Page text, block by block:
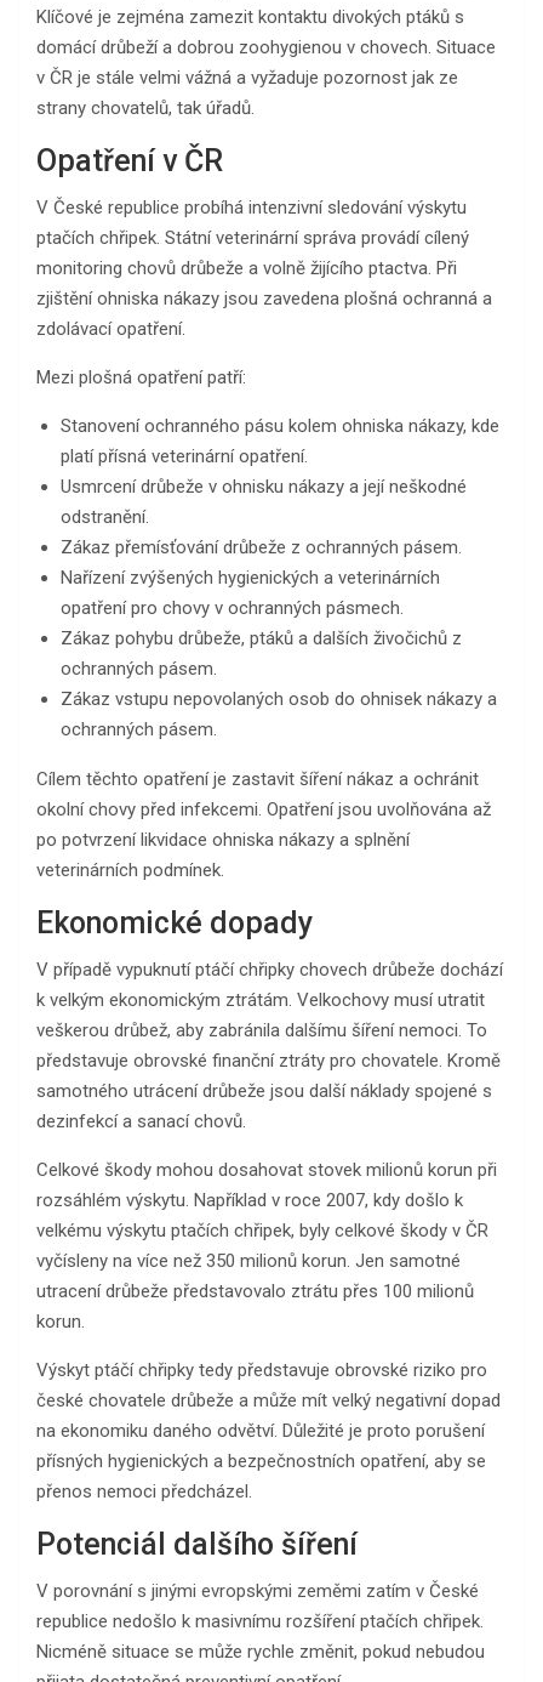
Klíčové je zejména zamezit kontaktu divokých ptáků s
domácí drůbeží a dobrou zoohygienou v chovech. Situace
v ČR je stále velmi vážná a vyžaduje pozornost jak ze
strany chovatelů, tak úřadů.
Opatření v ČR
V České republice probíhá intenzivní sledování výskytu
ptačích chřipek. Státní veterinární správa provádí cílený
monitoring chovů drůbeže a volně žijícího ptactva. Při
zjištění ohniska nákazy jsou zavedena plošná ochranná a
zdolávací opatření.
Mezi plošná opatření patří:
Stanovení ochranného pásu kolem ohniska nákazy, kde
platí přísná veterinární opatření.
Usmrcení drůbeže v ohnisku nákazy a její neškodné
odstranění.
Zákaz přemísťování drůbeže z ochranných pásem.
Nařízení zvýšených hygienických a veterinárních
opatření pro chovy v ochranných pásmech.
Zákaz pohybu drůbeže, ptáků a dalších živočichů z
ochranných pásem.
Zákaz vstupu nepovolaných osob do ohnisek nákazy a
ochranných pásem.
Cílem těchto opatření je zastavit šíření nákaz a ochránit
okolní chovy před infekcemi. Opatření jsou uvolňována až
po potvrzení likvidace ohniska nákazy a splnění
veterinárních podmínek.
Ekonomické dopady
V případě vypuknutí ptáčí chřipky chovech drůbeže dochází
k velkým ekonomickým ztrátám. Velkochovy musí utratit
veškerou drůbež, aby zabránila dalšímu šíření nemoci. To
představuje obrovské finanční ztráty pro chovatele. Kromě
samotného utrácení drůbeže jsou další náklady spojené s
dezinfekcí a sanací chovů.
Celkové škody mohou dosahovat stovek milionů korun při
rozsáhlém výskytu. Například v roce 2007, kdy došlo k
velkému výskytu ptačích chřipek, byly celkové škody v ČR
vyčísleny na více než 350 milionů korun. Jen samotné
utracení drůbeže představovalo ztrátu přes 100 milionů
korun.
Výskyt ptáčí chřipky tedy představuje obrovské riziko pro
české chovatele drůbeže a může mít velký negativní dopad
na ekonomiku daného odvětví. Důležité je proto porušení
přísných hygienických a bezpečnostních opatření, aby se
přenos nemoci předcházel.
Potenciál dalšího šíření
V porovnání s jinými evropskými zeměmi zatím v České
republice nedošlo k masivnímu rozšíření ptačích chřipek.
Nicméně situace se může rychle změnit, pokud nebudou